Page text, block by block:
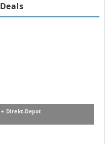
Direkt-Depot